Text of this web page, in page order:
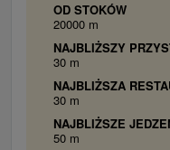
OD STOKÓW
20000 m
NAJBLIŻSZY
30 m
NAJBLIŻSZA
30 m
NAJBLIŻSZE
50 m